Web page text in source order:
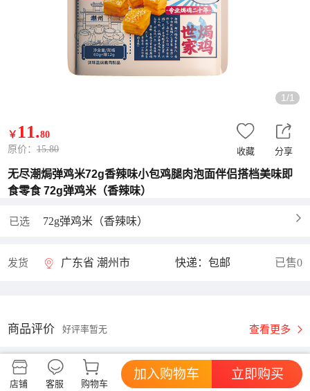
1/1
￥ 11.80
原价： 15.80 收藏 分享
无尽潮焗弹鸡米72g香辣味小包鸡腿肉泡面伴侣搭档美味即
食零食 72g弹鸡米（香辣味）
已选 72g弹鸡米（香辣味）
发货 广东省 潮州市 快递：包邮 已售0
商品评价 好评率暂无 查看更多
无尽潮焗旗舰店 进店逛逛
店铺 客服 购物车
加入购物车 立即购买